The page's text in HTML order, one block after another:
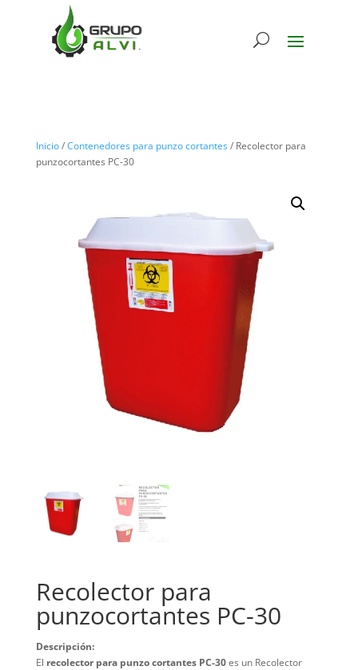
Inicio/Contenedores para punzo cortantes/ Recolector para
punzocortantes PC-30
Recolector para
punzocortantes PC-30
Descripción:
El recolector para punzo cortantes PC-30es un Recolector